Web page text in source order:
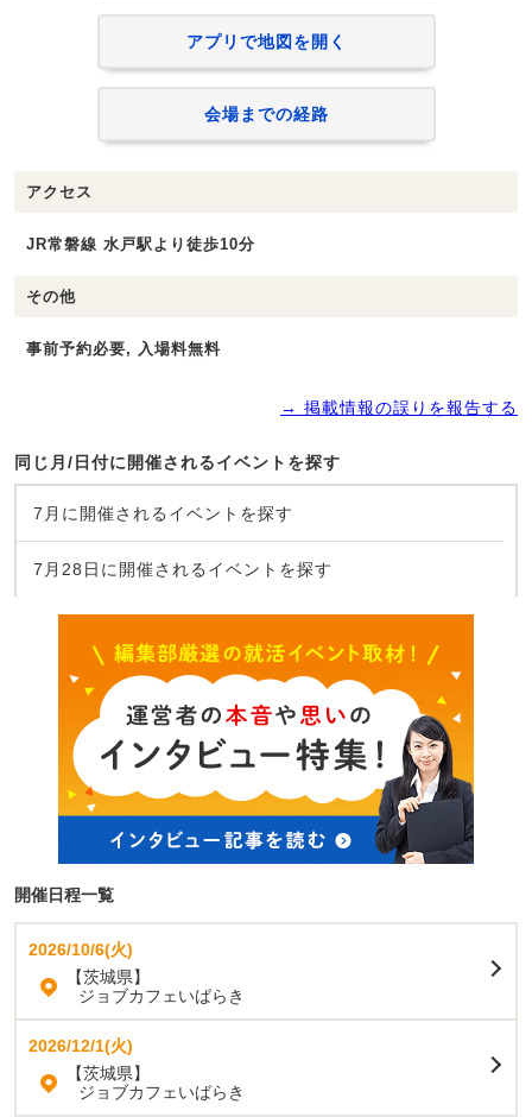
アプリで地図を開く
会場までの経路
アクセス
JR常磐線 水戸駅より徒歩10分
その他
事前予約必要, 入場料無料
→ 掲載情報の誤りを報告する
同じ月/日付に開催されるイベントを探す
7月に開催されるイベントを探す
7月28日に開催されるイベントを探す
開催日程一覧
2026/10/6(火)
【茨城県】
ジョブカフェいばらき
2026/12/1(火)
【茨城県】
ジョブカフェいばらき